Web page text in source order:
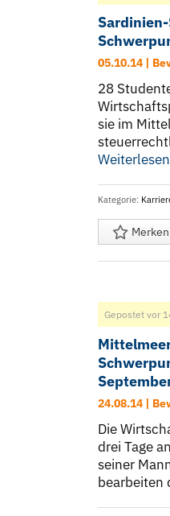
05.10.14 |
28
sie im
Weiterlesen
Kategorie:
Merken
Gepostet vor
24.08.14 |
Die
drei Tage
seiner
bearbeiten